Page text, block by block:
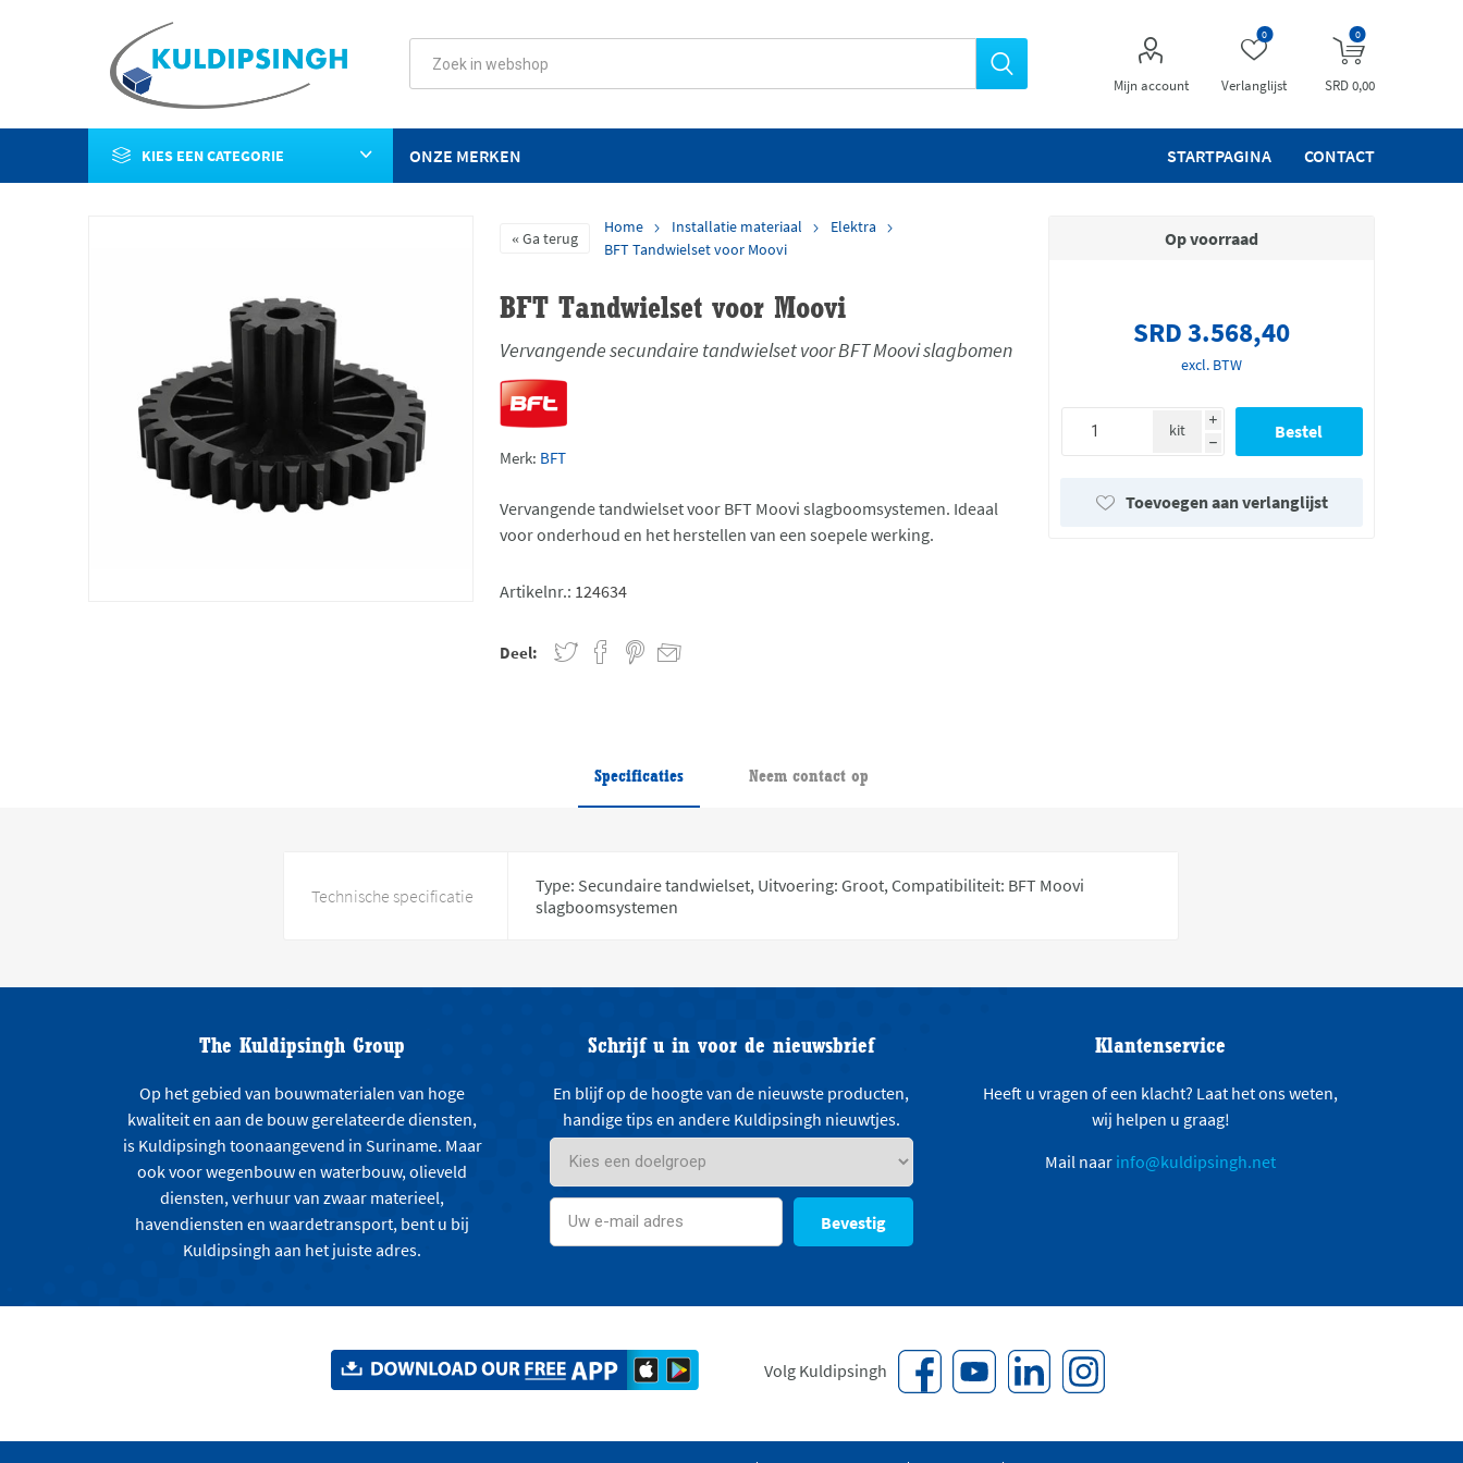
Mijn account Verlanglijst
0 0
SRD 0,00
KIES EEN CATEGORIE STARTPAGINA CONTACT
ONZE MERKEN
Ga terug
Home Installatie materiaal
Elektra
BFT Tandwielset voor Moovi
BFT Tandwielset voor Moovi
Vervangende secundaire tandwielset voor BFT Moovi slagbomen
Merk: BFT
Vervangende tandwielset voor BFT Moovi slagboomsystemen. Ideaal
voor onderhoud en het herstellen van een soepele werking.
Artikelnr.: 124634
Deel:
Op voorraad
SRD 3.568,40
excl. BTW
i
h
kit
Toevoegen aan verlanglijst
Specificaties Neem contact op
Technische specificatie
Type: Secundaire tandwielset, Uitvoering: Groot, Compatibiliteit: BFT Moovi
slagboomsystemen
The Kuldipsingh Group
Op het gebied van bouwmaterialen van hoge
kwaliteit en aan de bouw gerelateerde diensten,
is Kuldipsingh toonaangevend in Suriname. Maar
ook voor wegenbouw en waterbouw, olieveld
diensten, verhuur van zwaar materieel,
havendiensten en waardetransport, bent u bij
Kuldipsingh aan het juiste adres.
Schrijf u in voor de nieuwsbrief
En blijf op de hoogte van de nieuwste producten,
handige tips en andere Kuldipsingh nieuwtjes.
Bevestig
Klantenservice
Heeft u vragen of een klacht? Laat het ons weten,
wij helpen u graag!
Mail naar info@kuldipsingh.net
Volg Kuldipsingh